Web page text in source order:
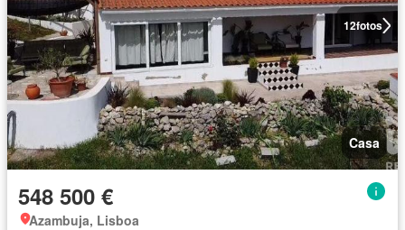
12fotos
Casa
548 500 €
Azambuja, Lisboa